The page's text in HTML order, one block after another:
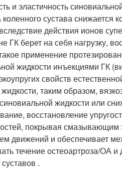
и эластичность
сустава снижается
действия ионов
ГК берет на себя нагрузку,
применение
жидкости инъекциями ГК
свойств
таким образом,
жидкости или
восстановление
покрывая
движений и обеспечивает
течение остеоартроза/ОА и
.